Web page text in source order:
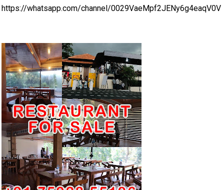
https://whatsapp.com/channel/0029VaeMpf2JENy6g4eaqV0V